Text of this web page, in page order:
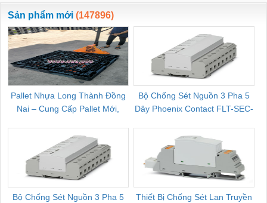
ewara
CHUA CHAY
Sản phẩm mới (147896)
Pallet Nhựa Long Thành Đồng
Nai – Cung Cấp Pallet Mới,
Bộ Chống Sét Nguồn 3 Pha 5
Dây Phoenix Contact FLT-SEC-
Bộ Chống Sét Nguồn 3 Pha 5
Thiết Bị Chống Sét Lan Truyền